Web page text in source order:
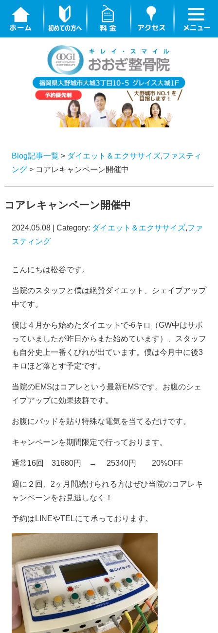
Blog記事一覧 > ダイエット＆エクササイズ,ファスティ
ング> コアレキャンペーン開催中
コアレキャンペーン開催中
2024.05.08 | Category: ダイエット＆エクササイズ,ファ
スティング
こんにちは松谷です。
当院のスタッフと僕は絶賛ダイエット、シェイプアップ
中です。
僕は４月から始めたダイエットで-6キロ（GW中はサボ
っていましたが昨日からまた始めています）、スタッフ
も自分史上一番くびれが出ています。僕は今月中に後3
キロほど落とす予定です。
当院のEMSはコアレという最新EMSです。お腹のシェ
イプアップに効果抜群です。
お腹にパッドを貼り特殊な電気を当てるだけです。
キャンペーンを期間限定で行っております。
通常16回 31680円 → 25340円 20%OFF
週に２回、2ヶ月間続けられる方はぜひ当院のコアレキ
ャンペーンをお見逃しなく！
予約はLINEやTELにて承っております。